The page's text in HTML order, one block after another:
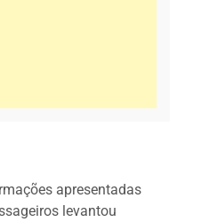
apresentadas
levantou